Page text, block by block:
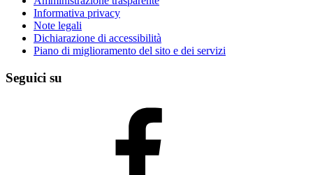
Informativa privacy
Note legali
Dichiarazione di accessibilità
Piano di miglioramento del sito e dei servizi
Seguici su